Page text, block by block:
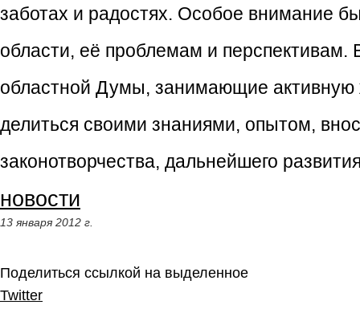
заботах и радостях. Особое внимание
области, её проблемам и перспективам.
областной Думы, занимающие активную
делиться своими знаниями, опытом,
законотворчества, дальнейшего
новости
13 января 2012 г.
Поделиться ссылкой на выделенное
Twitter